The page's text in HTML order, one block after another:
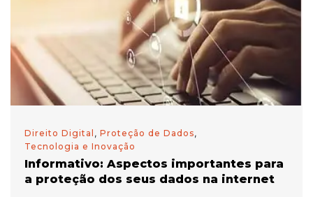
Direito Digital , Proteção de Dados,
Tecnologia e Inovação
Informativo: Aspectos importantes para
a proteção dos seus dados na internet